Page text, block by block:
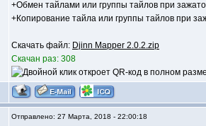
+Обмен тайлами или группы тайлов при
+Копирование тайла или группы тайлов при
Скачать файл: Djinn Mapper 2.0.2.zip
Скачан раз: 308
Отправлено: 27 Марта, 2018 - 22:00:18